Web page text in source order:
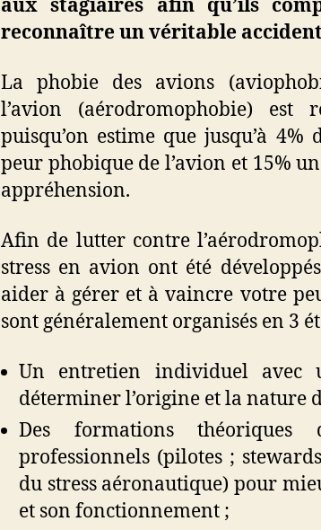
aux stagiaires afin qu’ils
reconnaître un véritable
La phobie des avions
l’avion (aérodromophobie) est
puisqu’on estime que jusqu’à 4%
peur phobique de l’avion et 15%
appréhension.
Afin de lutter contre
stress en avion ont été
aider à gérer et à vaincre votre
sont généralement organisés en 3
Un entretien individuel avec
déterminer l’origine et la nature
Des formations théoriques
professionnels (pilotes ;
du stress aéronautique) pour
et son fonctionnement ;